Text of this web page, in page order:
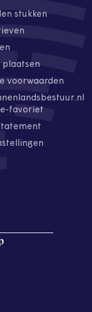
stukken
plaatsen
voorwaarden
favoriet